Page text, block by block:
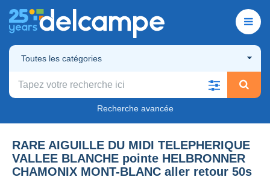
Toutes les catégories
Recherche avancée
RARE AIGUILLE DU MIDI TELEPHERIQUE
VALLEE BLANCHE pointe HELBRONNER
CHAMONIX MONT-BLANC aller retour 50s